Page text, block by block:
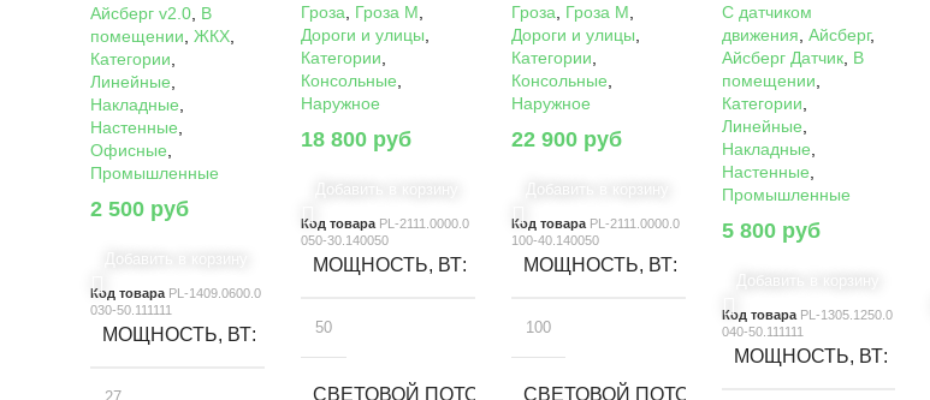
Айсберг v2.0 В
помещении ЖКХ
Категории
Линейные
Накладные
Настенные
Офисные
Промышленные
2 500 руб
Код товара PL-1409.0600.0
030-50.111111
МОЩНОСТЬ, ВТ
Гроза Гроза M
Дороги и улицы
Категории
Консольные
Наружное
18 800 руб
Код товара PL-2111.0000.0
050-30.140050
МОЩНОСТЬ, ВТ
50
СВЕТОВОЙ ПОТОК, ЛМ
Гроза Гроза M
Дороги и улицы
Категории
Консольные
Наружное
22 900 руб
Код товара PL-2111.0000.0
100-40.140050
МОЩНОСТЬ, ВТ
100
СВЕТОВОЙ ПОТОК, ЛМ
C датчиком
движения Айсберг,
Айсберг Датчик, В
помещении
Категории
Линейные
Накладные
Настенные
Промышленные
5 800 руб
Код товара PL-1305.1250.0
040-50.111111
МОЩНОСТЬ, ВТ